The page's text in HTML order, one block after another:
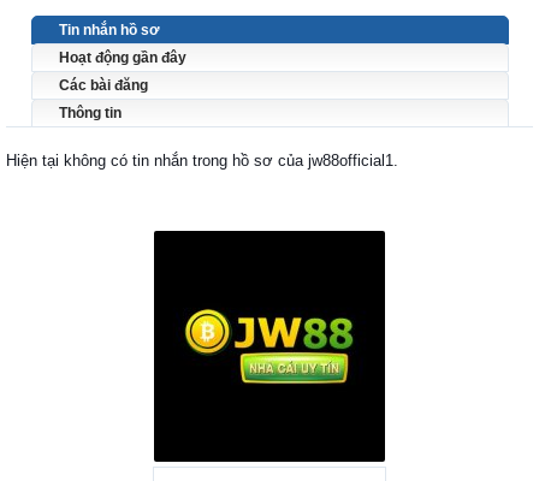
Tin nhắn hồ sơ
Hoạt động gần đây
Các bài đăng
Thông tin
Hiện tại không có tin nhắn trong hồ sơ của jw88official1.